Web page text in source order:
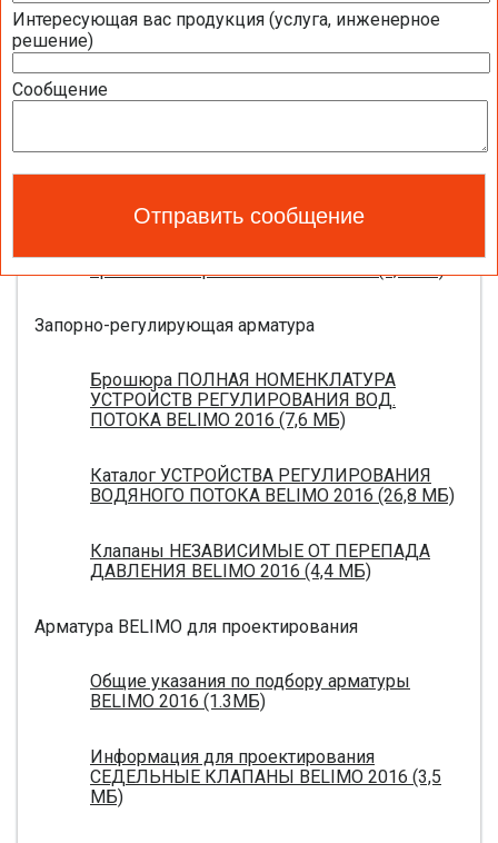
Интересующая вас продукция (услуга, инженерное
решение)
Сообщение
Приводы для воздушных клапанов
Полный обзор электроприводов для систем
вентиляции 2016 (17,5 МБ)
Каталог ЭЛЕКТРОПРИВОДЫ ДЛЯ
ВОЗДУШНЫХ ЗАСЛОНОК BELIMO 2016 (18,2
противопожарных клапанов 2015 (0,8 МБ)
Запорно-регулирующая арматура
Брошюра ПОЛНАЯ НОМЕНКЛАТУРА
УСТРОЙСТВ РЕГУЛИРОВАНИЯ ВОД.
ПОТОКА BELIMO 2016 (7,6 МБ)
Каталог УСТРОЙСТВА РЕГУЛИРОВАНИЯ
ВОДЯНОГО ПОТОКА BELIMO 2016 (26,8 МБ)
Клапаны НЕЗАВИСИМЫЕ ОТ ПЕРЕПАДА
ДАВЛЕНИЯ BELIMO 2016 (4,4 МБ)
Арматура BELIMO для проектирования
Общие указания по подбору арматуры
BELIMO 2016 (1.3МБ)
Информация для проектирования
СЕДЕЛЬНЫЕ КЛАПАНЫ BELIMO 2016 (3,5
МБ)